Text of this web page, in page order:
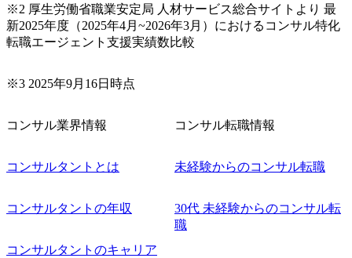
に効果
発も組
施し、
※2 厚生労働省職業安定局 人材サービス総合サイトより 最
新2025年度（2025年4月~2026年3月）におけるコンサル特化
転職エージェント支援実績数比較
※3 2025年9月16日時点
コンサル業界情報
コンサルタントとは
コンサルタントの年収
コンサルタントのキャリア
コンサル転職情報
未経験からのコンサル転職
30代 未経験からのコンサル転
職